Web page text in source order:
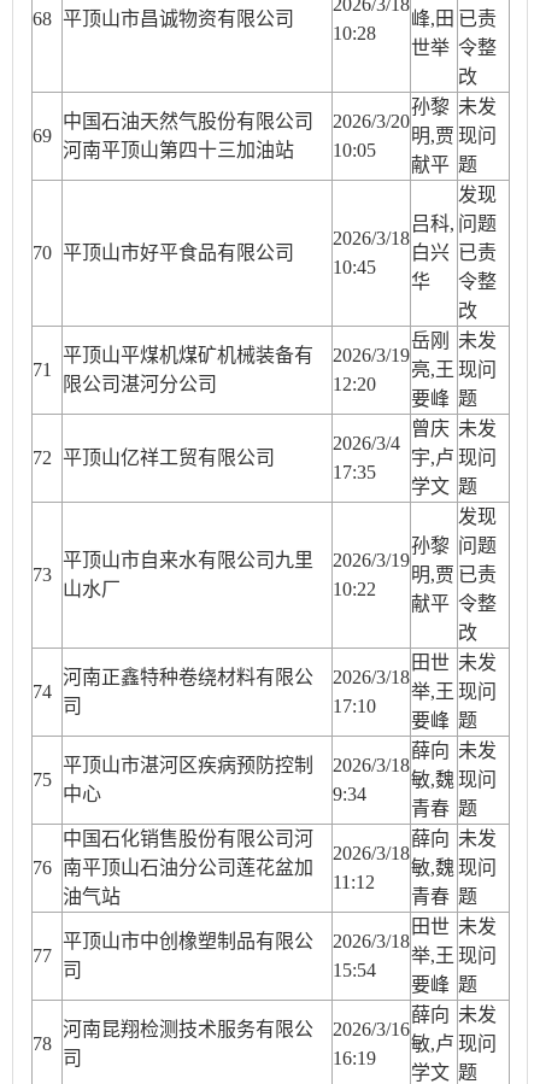
68 平顶山市昌诚物资有限公司
2026/3/18
10:28
峰,田
世举
已责
令整
改
69
中国石油天然气股份有限公司
河南平顶山第四十三加油站
2026/3/20
10:05
孙黎
明,贾
献平
未发
现问
题
70 平顶山市好平食品有限公司
2026/3/18
10:45
吕科,
白兴
华
发现
问题
已责
令整
改
71
平顶山平煤机煤矿机械装备有
限公司湛河分公司
2026/3/19
12:20
岳刚
亮,王
要峰
未发
现问
题
72 平顶山亿祥工贸有限公司
2026/3/4
17:35
曾庆
宇,卢
学文
未发
现问
题
73
平顶山市自来水有限公司九里
山水厂
2026/3/19
10:22
孙黎
明,贾
献平
发现
问题
已责
令整
改
74
河南正鑫特种卷绕材料有限公
司
2026/3/18
17:10
田世
举,王
要峰
未发
现问
题
75
平顶山市湛河区疾病预防控制
中心
2026/3/18
9:34
薛向
敏,魏
青春
未发
现问
题
76
中国石化销售股份有限公司河
南平顶山石油分公司莲花盆加
油气站
2026/3/18
11:12
薛向
敏,魏
青春
未发
现问
题
77
平顶山市中创橡塑制品有限公
司
2026/3/18
15:54
田世
举,王
要峰
未发
现问
题
78
河南昆翔检测技术服务有限公
司
2026/3/16
16:19
薛向
敏,卢
学文
未发
现问
题